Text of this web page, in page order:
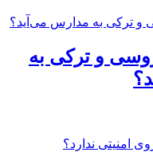
و ترکی به